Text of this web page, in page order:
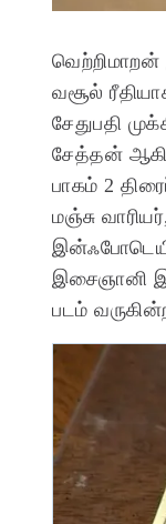
வசூல்
சேதுபதி
சேத்தன்
பாகம் 2
மஞ்சு
இசைஞானி
படம்